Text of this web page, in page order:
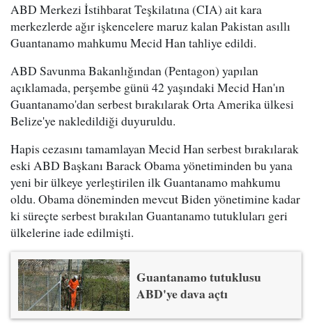
ABD Merkezi İstihbarat Teşkilatına (CIA) ait kara
merkezlerde ağır işkencelere maruz kalan Pakistan asıllı
Guantanamo mahkumu Mecid Han tahliye edildi.
ABD Savunma Bakanlığından (Pentagon) yapılan
açıklamada, perşembe günü 42 yaşındaki Mecid Han'ın
Guantanamo'dan serbest bırakılarak Orta Amerika ülkesi
Belize'ye nakledildiği duyuruldu.
Hapis cezasını tamamlayan Mecid Han serbest bırakılarak
eski ABD Başkanı Barack Obama yönetiminden bu yana
yeni bir ülkeye yerleştirilen ilk Guantanamo mahkumu
oldu. Obama döneminden mevcut Biden yönetimine kadar
ki süreçte serbest bırakılan Guantanamo tutukluları geri
ülkelerine iade edilmişti.
Guantanamo tutuklusu
ABD'ye dava açtı